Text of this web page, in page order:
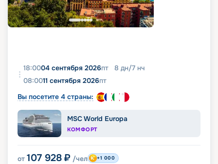
18:0004 сентября 2026пт 8 дн/7 нч
08:0011 сентября 2026пт
Вы посетите 4 страны:
MSC World Europa
КОМФОРТ
от 107 928 ₽ /чел +1 000